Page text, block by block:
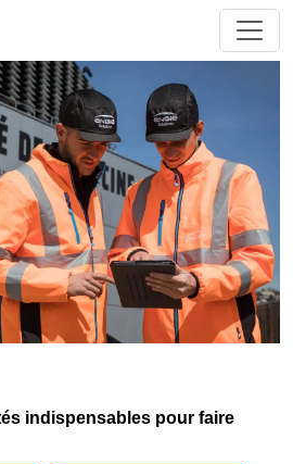
indispensables pour faire